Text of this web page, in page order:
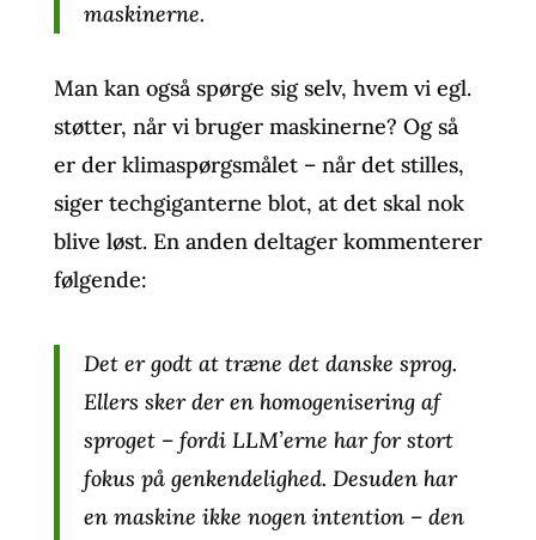
maskinerne.
Man kan også spørge sig selv, hvem vi egl.
støtter, når vi bruger maskinerne? Og så
er der klimaspørgsmålet – når det stilles,
siger techgiganterne blot, at det skal nok
blive løst. En anden deltager kommenterer
følgende:
Det er godt at træne det danske sprog.
Ellers sker der en homogenisering af
sproget – fordi LLM’erne har for stort
fokus på genkendelighed. Desuden har
en maskine ikke nogen intention – den